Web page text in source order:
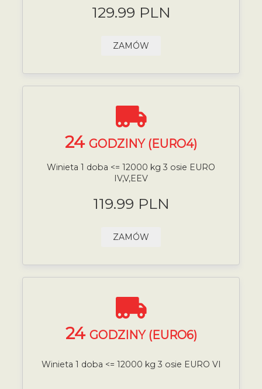
129.99 PLN
ZAMÓW
24 GODZINY (EURO4)
Winieta 1 doba <= 12000 kg 3 osie EURO
IV,V,EEV
119.99 PLN
ZAMÓW
24 GODZINY (EURO6)
Winieta 1 doba <= 12000 kg 3 osie EURO VI